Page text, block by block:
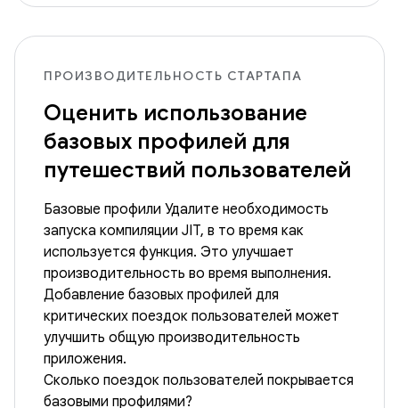
ПРОИЗВОДИТЕЛЬНОСТЬ СТАРТАПА
Оценить использование
базовых профилей для
путешествий пользователей
Базовые профили Удалите необходимость
запуска компиляции JIT, в то время как
используется функция. Это улучшает
производительность во время выполнения.
Добавление базовых профилей для
критических поездок пользователей может
улучшить общую производительность
приложения.
Сколько поездок пользователей покрывается
базовыми профилями?